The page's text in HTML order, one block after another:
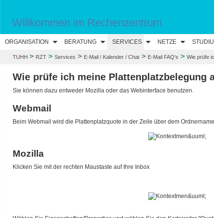
Willkommen im Rechenzentrum
ORGANISATION BERATUNG SERVICES NETZE
TUHH > RZT> Services > E-Mail / Kalender / Chat> E-Mail FAQ's > Wie prüfe
Wie prüfe ich meine Plattenplatzbelegung
Sie können dazu entweder Mozilla oder das Webinterface benutzen.
Webmail
Beim Webmail wird die Plattenplatzquote in der Zeile über dem
Mozilla
Klicken Sie mit der rechten Maustaste auf Ihre Inbox